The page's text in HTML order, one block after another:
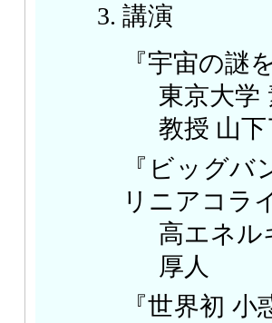
講演
『宇宙の謎
東京大学
教授 山下
『ビッグ
リニアコラ
高エネル
厚人
『世界初